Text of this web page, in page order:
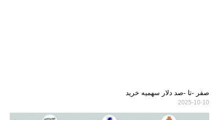
صفر -تا -صد دلار سهمیه خرید
2025-10-10